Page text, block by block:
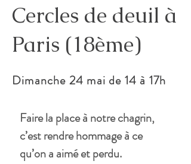
Cercles de deuil à
Paris (18ème)
Dimanche 24 mai de 14 à 17h
Faire la place à notre chagrin,
c’est rendre hommage à ce
qu’on a aimé et perdu.